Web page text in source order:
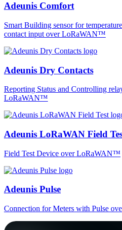
Adeunis Comfort
Smart Building sensor for
contact input over LoRaWAN™
Adeunis Dry Contacts
Reporting Status and Controlling
LoRaWAN™
Adeunis LoRaWAN Field
Field Test Device over LoRaWAN™
Adeunis Pulse
Connection for Meters with Pulse